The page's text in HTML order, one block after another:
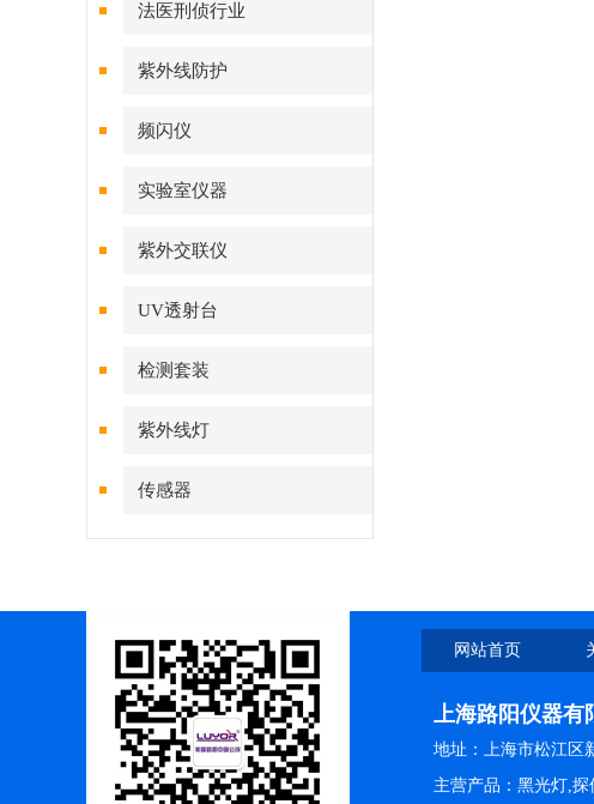
法医刑侦行业
紫外线防护
频闪仪
实验室仪器
紫外交联仪
UV透射台
检测套装
紫外线灯
传感器
网站首页
上海路阳仪器有
地址：上海市松江区
主营产品：黑光灯,